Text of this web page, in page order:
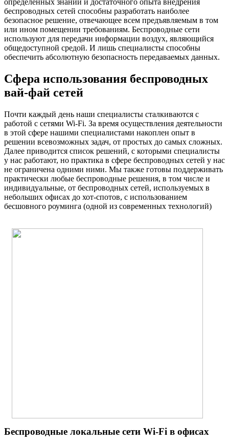
определённых знаний и достаточного опыта внедрения
беспроводных сетей способны разработать наиболее
безопасное решение, отвечающее всем предъявляемым в том
или ином помещении требованиям. Беспроводные сети
используют для передачи информации воздух, являющийся
общедоступной средой. И лишь специалисты способны
обеспечить абсолютную безопасность передаваемых данных.
Сфера использования беспроводных
вай-фай сетей
Почти каждый день наши специалисты сталкиваются с
работой с сетями Wi-Fi. За время осуществления деятельности
в этой сфере нашими специалистами накоплен опыт в
решении всевозможных задач, от простых до самых сложных.
Далее приводится список решений, с которыми специалисты
у нас работают, но практика в сфере беспроводных сетей у нас
не ограничена одними ними. Мы также готовы поддерживать
практически любые беспроводные решения, в том числе и
индивидуальные, от беспроводных сетей, используемых в
небольших офисах до хот-спотов, с использованием
бесшовного роуминга (одной из современных технологий)
Беспроводные локальные сети Wi-Fi в офисах